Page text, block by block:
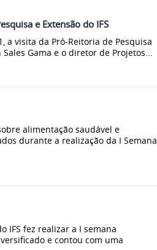
e Extensão do IFS
a visita da Pró-Reitoria de Pesquisa
Gama e o diretor de Projetos...
alimentação saudável e
durante a realização da I Semana
IFS fez realizar a I semana
e contou com uma